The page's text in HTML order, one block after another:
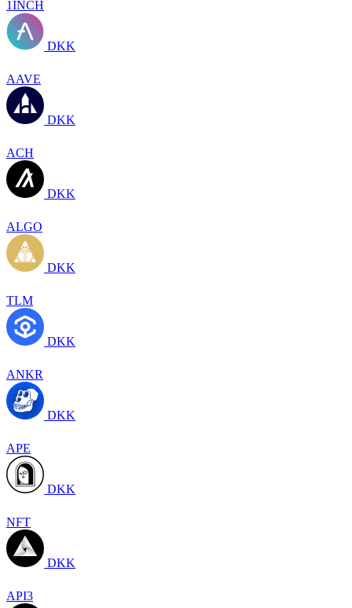
1INCH
DKK
AAVE
DKK
ACH
DKK
ALGO
DKK
TLM
DKK
ANKR
DKK
APE
DKK
NFT
DKK
API3